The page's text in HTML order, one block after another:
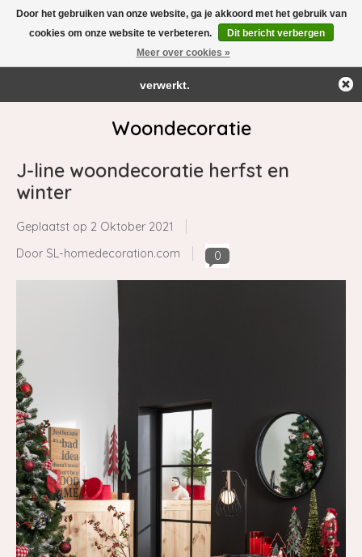
Verlanglijst
Woondecoratie
J-line woondecoratie herfst en
winter
Geplaatst op 2 Oktober 2021
Door SL-homedecoration.com
0
Door het gebruiken van onze website, ga je akkoord met het gebruik van
cookies om onze website te verbeteren.
Dit bericht verbergen
Meer over cookies »
← Keer terug naar de backofficeDeze winkel is in aanbouw.
Eventueel geplaatste orders zullen niet worden gehonoreerd of
verwerkt.